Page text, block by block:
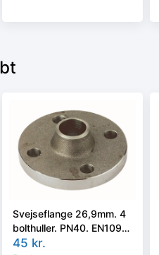
Svejseflange 26,9mm. 4
bolthuller. PN40. EN1092-
1/11, P250GH
45 kr.